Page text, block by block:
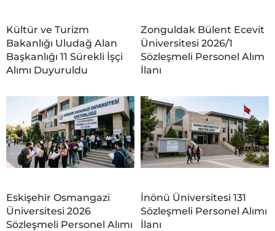
Kültür ve Turizm
Bakanlığı Uludağ Alan
Başkanlığı 11 Sürekli İşçi
Alımı Duyuruldu
Zonguldak Bülent Ecevit
Üniversitesi 2026/1
Sözleşmeli Personel Alım
İlanı
Eskişehir Osmangazi
Üniversitesi 2026
Sözleşmeli Personel Alımı
İnönü Üniversitesi 131
Sözleşmeli Personel Alımı
İlanı